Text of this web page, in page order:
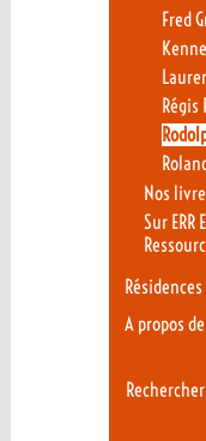
Fred
Nos
Sur
A propos